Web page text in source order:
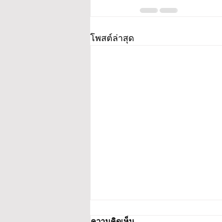
โพสต์ล่าสุด